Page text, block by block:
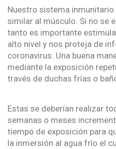
Nuestro sistema
similar al músculo. Si no se
tanto es importante
alto nivel y nos proteja de
coronavirus. Una buena
mediante la exposición
través de duchas frías o
Estas se deberían realizar
semanas o meses
tiempo de exposición para
la inmersión al agua frío el